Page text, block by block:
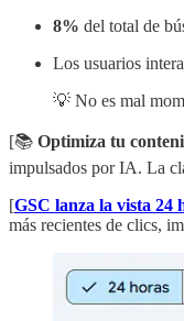
8% del total de
Los usuarios
💡 No es mal
[📚 Optimiza tu
impulsados por IA. La
[GSC lanza la vista 24
más recientes de clics,